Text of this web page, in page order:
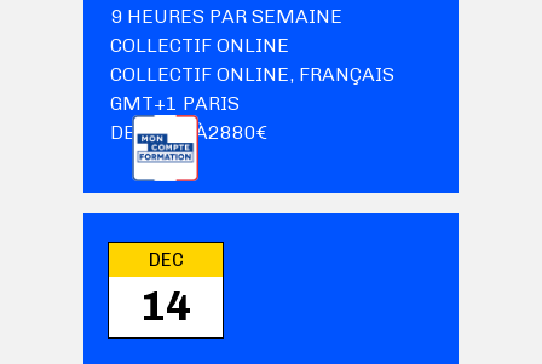
9 HEURES PAR SEMAINE
COLLECTIF ONLINE
COLLECTIF ONLINE, FRANÇAIS
GMT+1 PARIS
DE1800 À2880€
DEC
14